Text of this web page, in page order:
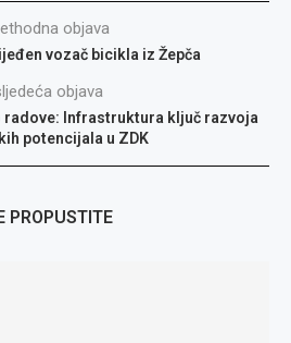
objava
vozač bicikla iz Žepča
objava
radove: Infrastruktura ključ razvoja
potencijala u ZDK
PROPUSTITE